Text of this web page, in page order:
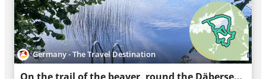
Germany - The Travel Destination